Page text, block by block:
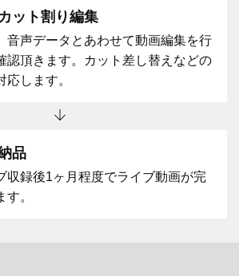
ット割り編集
音声データとあわせて動画編集を行
認頂きます。カット差し替えなどの
応します。
品
収録後1ヶ月程度でライブ動画が完
。